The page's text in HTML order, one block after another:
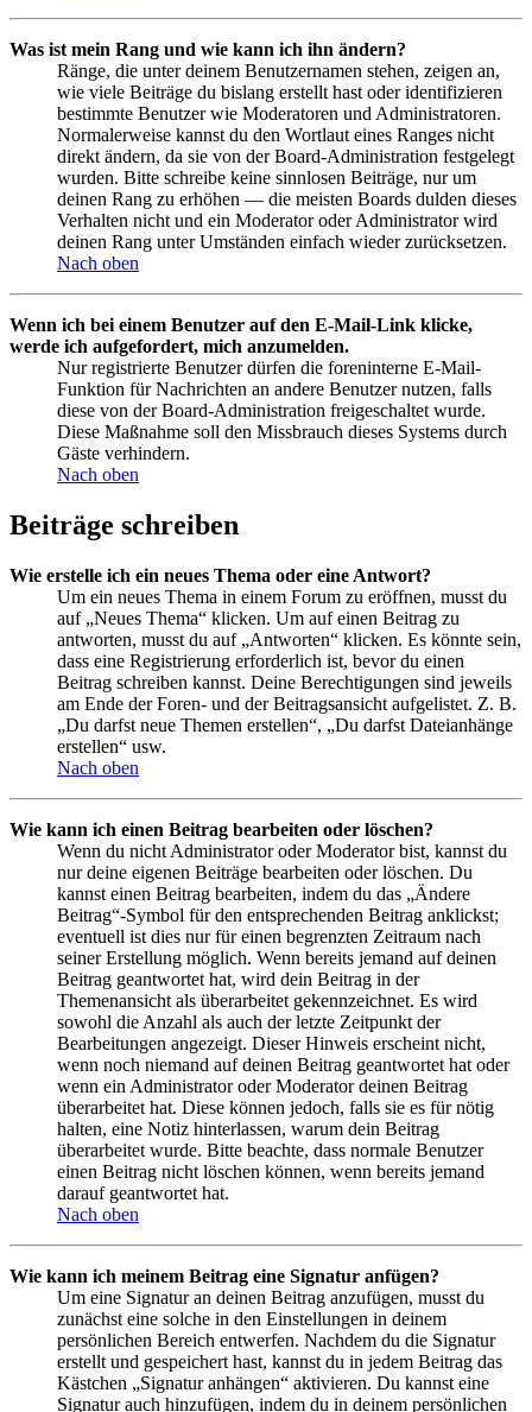
Was ist mein Rang und wie kann ich ihn ändern?
Ränge, die unter deinem Benutzernamen stehen, zeigen an,
wie viele Beiträge du bislang erstellt hast oder identifizieren
bestimmte Benutzer wie Moderatoren und Administratoren.
Normalerweise kannst du den Wortlaut eines Ranges nicht
direkt ändern, da sie von der Board-Administration festgelegt
wurden. Bitte schreibe keine sinnlosen Beiträge, nur um
deinen Rang zu erhöhen — die meisten Boards dulden dieses
Verhalten nicht und ein Moderator oder Administrator wird
deinen Rang unter Umständen einfach wieder zurücksetzen.
Nach oben
Wenn ich bei einem Benutzer auf den E-Mail-Link klicke,
werde ich aufgefordert, mich anzumelden.
Nur registrierte Benutzer dürfen die foreninterne E-Mail-
Funktion für Nachrichten an andere Benutzer nutzen, falls
diese von der Board-Administration freigeschaltet wurde.
Diese Maßnahme soll den Missbrauch dieses Systems durch
Gäste verhindern.
Nach oben
Beiträge schreiben
Wie erstelle ich ein neues Thema oder eine Antwort?
Um ein neues Thema in einem Forum zu eröffnen, musst du
auf „Neues Thema“ klicken. Um auf einen Beitrag zu
antworten, musst du auf „Antworten“ klicken. Es könnte sein,
dass eine Registrierung erforderlich ist, bevor du einen
Beitrag schreiben kannst. Deine Berechtigungen sind jeweils
am Ende der Foren- und der Beitragsansicht aufgelistet. Z. B.
„Du darfst neue Themen erstellen“, „Du darfst Dateianhänge
erstellen“ usw.
Nach oben
Wie kann ich einen Beitrag bearbeiten oder löschen?
Wenn du nicht Administrator oder Moderator bist, kannst du
nur deine eigenen Beiträge bearbeiten oder löschen. Du
kannst einen Beitrag bearbeiten, indem du das „Ändere
Beitrag“-Symbol für den entsprechenden Beitrag anklickst;
eventuell ist dies nur für einen begrenzten Zeitraum nach
seiner Erstellung möglich. Wenn bereits jemand auf deinen
Beitrag geantwortet hat, wird dein Beitrag in der
Themenansicht als überarbeitet gekennzeichnet. Es wird
sowohl die Anzahl als auch der letzte Zeitpunkt der
Bearbeitungen angezeigt. Dieser Hinweis erscheint nicht,
wenn noch niemand auf deinen Beitrag geantwortet hat oder
wenn ein Administrator oder Moderator deinen Beitrag
überarbeitet hat. Diese können jedoch, falls sie es für nötig
halten, eine Notiz hinterlassen, warum dein Beitrag
überarbeitet wurde. Bitte beachte, dass normale Benutzer
einen Beitrag nicht löschen können, wenn bereits jemand
darauf geantwortet hat.
Nach oben
Wie kann ich meinem Beitrag eine Signatur anfügen?
Um eine Signatur an deinen Beitrag anzufügen, musst du
zunächst eine solche in den Einstellungen in deinem
persönlichen Bereich entwerfen. Nachdem du die Signatur
erstellt und gespeichert hast, kannst du in jedem Beitrag das
Kästchen „Signatur anhängen“ aktivieren. Du kannst eine
Signatur auch hinzufügen, indem du in deinem persönlichen